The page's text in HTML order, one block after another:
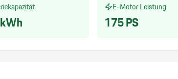
E-Motor Leistung
175PS